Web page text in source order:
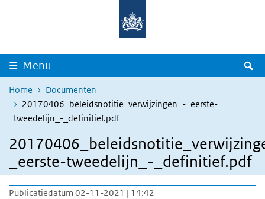
Overslaan en naar de inhoud gaan
Menu
Home
Documenten
20170406_beleidsnotitie_verwijzingen_-_eerste-
tweedelijn_-_definitief.pdf
_eerste-tweedelijn_-_definitief.pdf
Publicatiedatum 02-11-2021 | 14:42